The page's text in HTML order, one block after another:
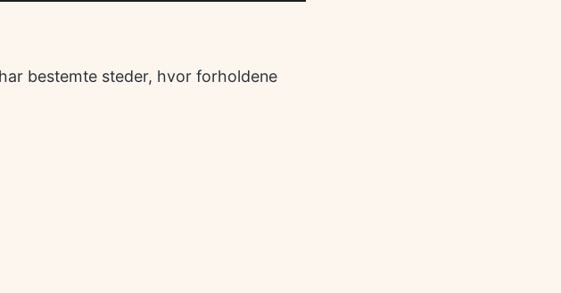
bestemte steder, hvor forholdene